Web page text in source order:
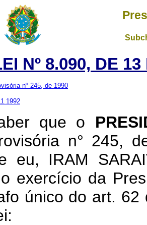
Nº 8.090, DE
nº 245, de 1990
que o
n° 245,
eu, IRAM
exercício da
único do art.